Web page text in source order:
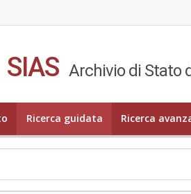
SIAS Archivio di Stato
Ricerca guidata Ricerca